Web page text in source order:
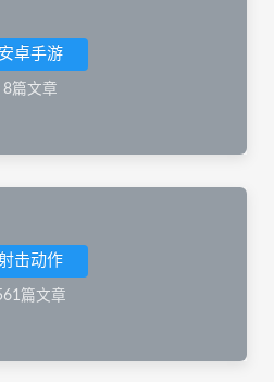
安卓手游
8篇文章
击动作
篇文章